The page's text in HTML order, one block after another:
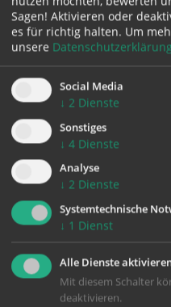
Popcorn, Sterne
Sagen! Aktivieren oder
es für richtig halten. Um
unsere Datenschutzerklärung
Social Media
↓ 2 Dienste
Sonstiges
↓ 4 Dienste
Analyse
↓ 2 Dienste
Systemtechnische
↓ 1 Dienst
Alle Dienste
Mit diesem Schalter
deaktivieren.